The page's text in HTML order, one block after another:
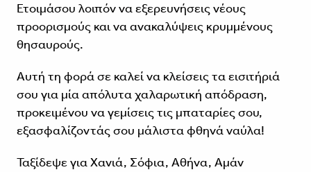
Ετοιμάσου λοιπόν να εξερευνήσεις νέους
προορισμούς και να ανακαλύψεις κρυμμένους
θησαυρούς.
Αυτή τη φορά σε καλεί να κλείσεις τα εισιτήριά
σου για μία απόλυτα χαλαρωτική απόδραση,
προκειμένου να γεμίσεις τις μπαταρίες σου,
εξασφαλίζοντάς σου μάλιστα φθηνά ναύλα!
Ταξίδεψε για Χανιά, Σόφια, Αθήνα, Αμάν